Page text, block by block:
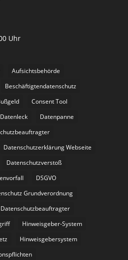
Uhr
Aufsichtsbehörde
Beschäftigtendatenschutz
Consent Tool
Datenleck
Datenpanne
Datenschutzerklärung Webseite
Datenschutzverstoß
DSGVO
Grundverordnung
Hinweisgeber-System
Hinweisgebersystem